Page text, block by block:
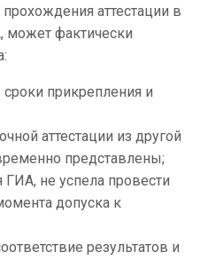
аттестации в
фактически
прикрепления и
аттестации из другой
представлены;
не успела провести
допуска к
результатов и